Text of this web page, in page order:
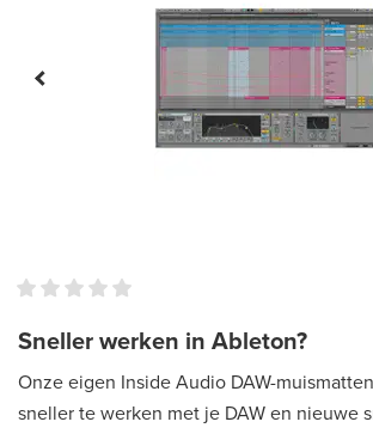
Sneller werken in Ableton?
Onze eigen Inside Audio DAW-
sneller te werken met je DAW en nieuwe